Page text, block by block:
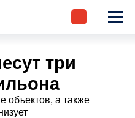
три
объектов, а также